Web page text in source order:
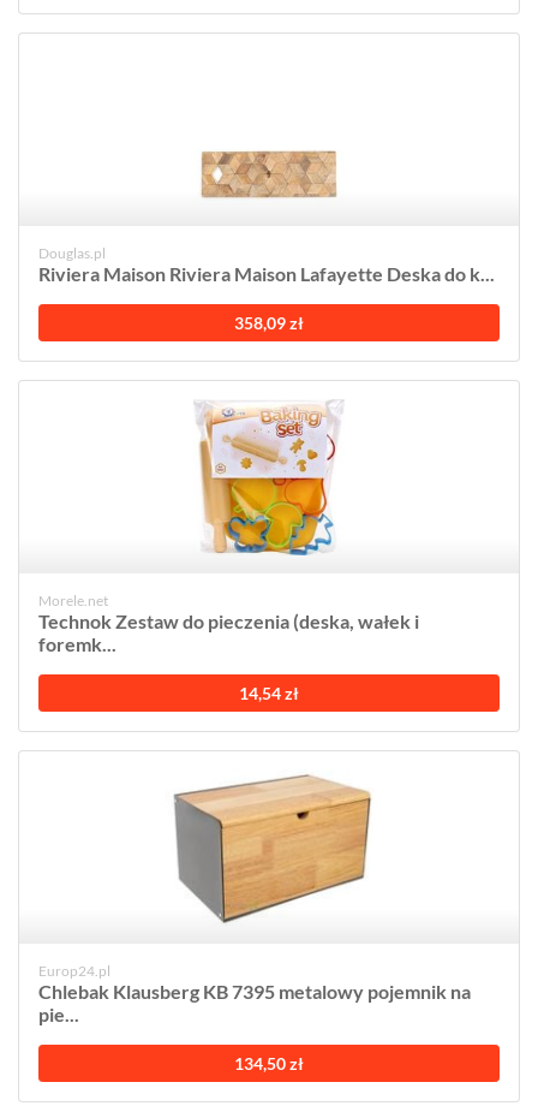
Douglas.pl
Riviera Maison Riviera Maison Lafayette Deska do k...
358,09 zł
Morele.net
Technok Zestaw do pieczenia (deska, wałek i
foremk...
14,54 zł
Europ24.pl
Chlebak Klausberg KB 7395 metalowy pojemnik na
pie...
134,50 zł